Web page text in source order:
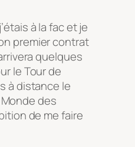
à la fac et je
premier contrat
quelques
le Tour de
à distance le
des
de me faire